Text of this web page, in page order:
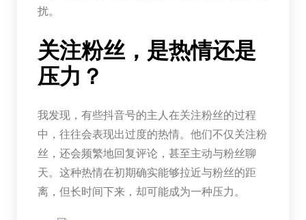
扰。
关注粉丝，是热情还是
压力？
我发现，有些抖音号的主人在关注粉丝的过程
中，往往会表现出过度的热情。他们不仅关注粉
丝，还会频繁地回复评论，甚至主动与粉丝聊
天。这种热情在初期确实能够拉近与粉丝的距
离，但长时间下来，却可能成为一种压力。